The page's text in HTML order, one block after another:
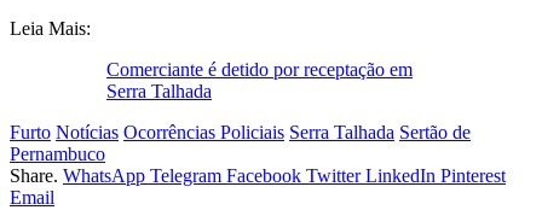
Leia Mais:
Comerciante é detido por receptação em
Serra Talhada
Furto Notícias Ocorrências Policiais Serra Talhada Sertão de
Pernambuco
Share. WhatsApp Telegram Facebook Twitter LinkedIn Pinterest
Email